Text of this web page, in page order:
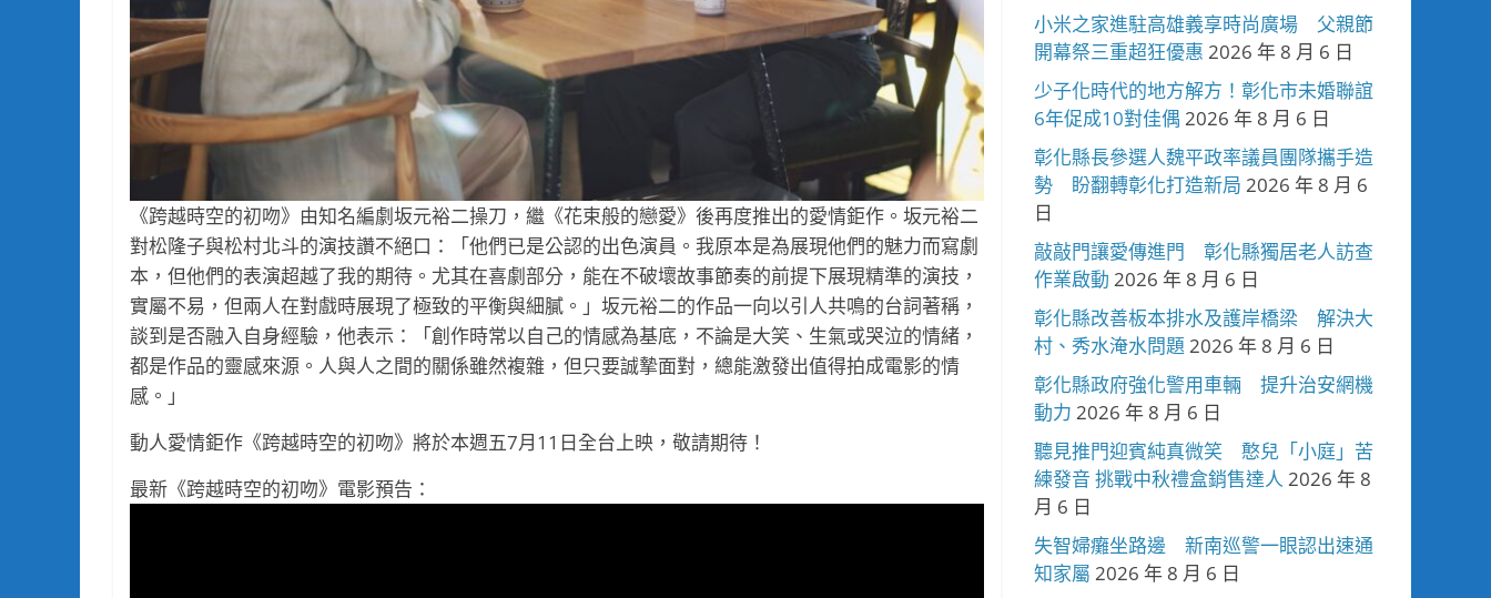
《跨越時空的初吻》由知名編劇坂元裕二操刀，繼《花束般的戀愛》後再度推出的愛情鉅作。坂元裕二
對松隆子與松村北斗的演技讚不絕口：「他們已是公認的出色演員。我原本是為展現他們的魅力而寫劇
本，但他們的表演超越了我的期待。尤其在喜劇部分，能在不破壞故事節奏的前提下展現精準的演技，
實屬不易，但兩人在對戲時展現了極致的平衡與細膩。」坂元裕二的作品一向以引人共鳴的台詞著稱，
談到是否融入自身經驗，他表示：「創作時常以自己的情感為基底，不論是大笑、生氣或哭泣的情緒，
都是作品的靈感來源。人與人之間的關係雖然複雜，但只要誠摯面對，總能激發出值得拍成電影的情
感。」
動人愛情鉅作《跨越時空的初吻》將於本週五7月11日全台上映，敬請期待！
最新《跨越時空的初吻》電影預告：
小米之家進駐高雄義享時尚廣場 父親節
開幕祭三重超狂優惠 2026 年 8 月 6 日
少子化時代的地方解方！彰化市未婚聯誼
6年促成10對佳偶 2026 年 8 月 6 日
彰化縣長參選人魏平政率議員團隊攜手造
勢 盼翻轉彰化打造新局 2026 年 8 月 6
日
敲敲門讓愛傳進門 彰化縣獨居老人訪查
作業啟動 2026 年 8 月 6 日
彰化縣改善板本排水及護岸橋梁 解決大
村、秀水淹水問題 2026 年 8 月 6 日
彰化縣政府強化警用車輛 提升治安網機
動力 2026 年 8 月 6 日
聽見推門迎賓純真微笑 憨兒「小庭」苦
練發音 挑戰中秋禮盒銷售達人 2026 年 8
月 6 日
失智婦癱坐路邊 新南巡警一眼認出速通
知家屬 2026 年 8 月 6 日